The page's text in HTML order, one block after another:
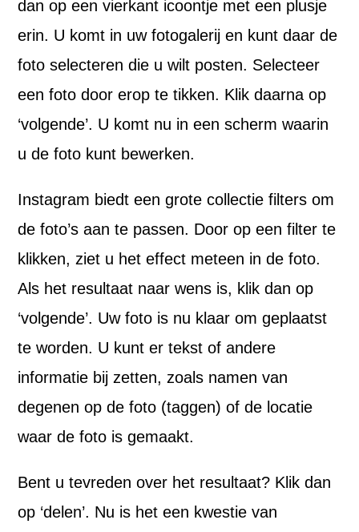
dan op een vierkant icoontje met een plusje
erin. U komt in uw fotogalerij en kunt daar de
foto selecteren die u wilt posten. Selecteer
een foto door erop te tikken. Klik daarna op
‘volgende’. U komt nu in een scherm waarin
u de foto kunt bewerken.
Instagram biedt een grote collectie filters om
de foto’s aan te passen. Door op een filter te
klikken, ziet u het effect meteen in de foto.
Als het resultaat naar wens is, klik dan op
‘volgende’. Uw foto is nu klaar om geplaatst
te worden. U kunt er tekst of andere
informatie bij zetten, zoals namen van
degenen op de foto (taggen) of de locatie
waar de foto is gemaakt.
Bent u tevreden over het resultaat? Klik dan
op ‘delen’. Nu is het een kwestie van